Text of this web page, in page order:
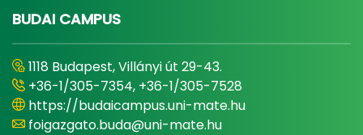
BUDAI CAMPUS
1118 Budapest, Villányi út 29-43.
+36-1/305-7354, +36-1/305-7528
https://budaicampus.uni-mate.hu
foigazgato.buda@uni-mate.hu